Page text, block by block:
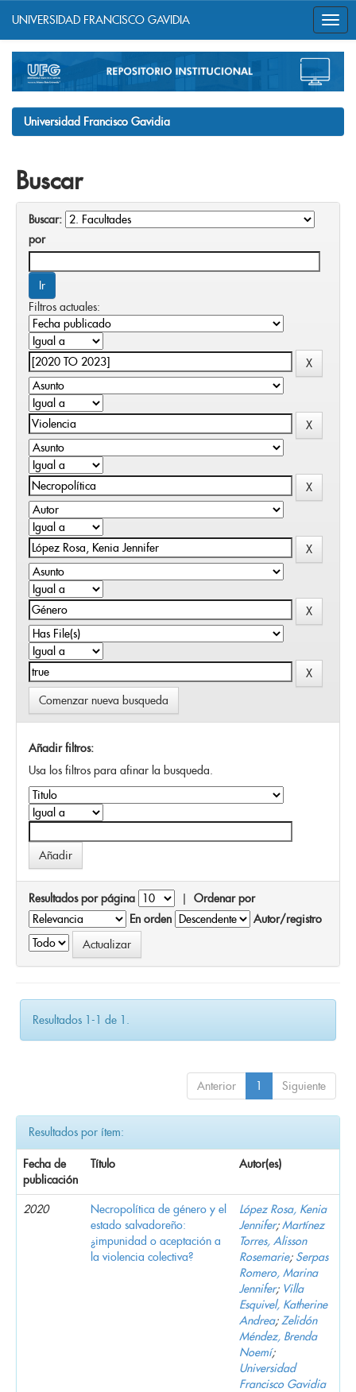
navigation
UNIVERSIDAD FRANCISCO GAVIDIA
Universidad Francisco Gavidia
Buscar
Buscar:
por
Filtros actuales:
Comenzar nueva busqueda
Añadir filtros:
Usa los filtros para afinar la busqueda.
Resultados por página | Ordenar por
En orden
Autor/registro
Resultados 1-1 de 1.
Anterior 1 Siguiente
Resultados por ítem:
Fecha de
publicación
Título Autor(es)
2020
Necropolítica de género y el
estado salvadoreño:
¿impunidad o aceptación a
la violencia colectiva?
López Rosa, Kenia
Jennifer;Martínez
Torres, Alisson
Rosemarie; Serpas
Romero, Marina
Jennifer; Villa
Esquivel, Katherine
Andrea; Zelidón
Méndez, Brenda
Noemí;
Universidad
Francisco Gavidia